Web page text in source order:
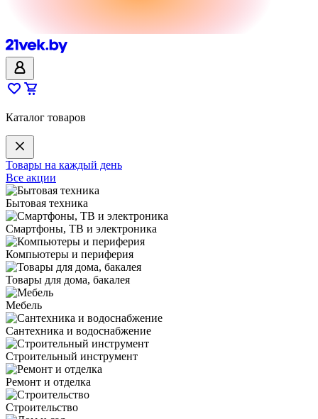
Каталог товаров
Товары на каждый день
Все акции
Бытовая техника
Смартфоны, ТВ и электроника
Компьютеры и периферия
Товары для дома, бакалея
Мебель
Сантехника и водоснабжение
Строительный инструмент
Ремонт и отделка
Строительство